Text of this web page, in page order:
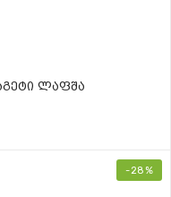
ლაფშა
-28%